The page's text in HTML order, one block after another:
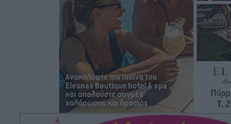
Τοπικές Ειδήσεις πριν 4 ώρες
15 Αυγούστου 2026: Πώς θα
εργαστούν την αργία – Τι ισχύει
εξαήμερο και άδειες
Ειδήσεις πριν 4 ώρες